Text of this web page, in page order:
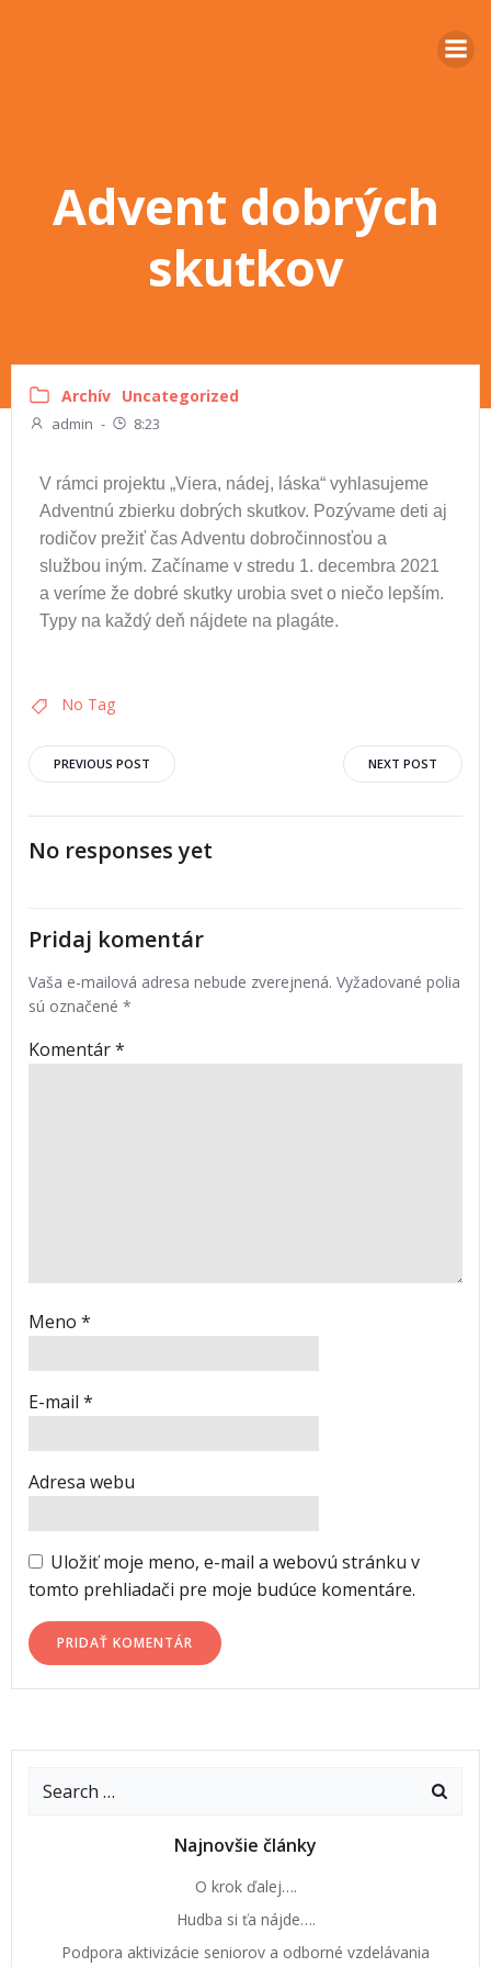
Advent dobrých
skutkov
Archív Uncategorized
admin - 8:23
V rámci projektu „Viera, nádej, láska“ vyhlasujeme
Adventnú zbierku dobrých skutkov. Pozývame deti aj
rodičov prežiť čas Adventu dobročinnosťou a
službou iným. Začíname v stredu 1. decembra 2021
a veríme že dobré skutky urobia svet o niečo lepším.
Typy na každý deň nájdete na plagáte.
No Tag
PREVIOUS POST NEXT POST
No responses yet
Pridaj komentár
Vaša e-mailová adresa nebude zverejnená. Vyžadované polia
sú označené *
Komentár*
Meno *
E-mail *
Adresa webu
Uložiť moje meno, e-mail a webovú stránku v
tomto prehliadači pre moje budúce komentáre.
Najnovšie články
O krok ďalej….
Hudba si ťa nájde….
Podpora aktivizácie seniorov a odborné vzdelávania